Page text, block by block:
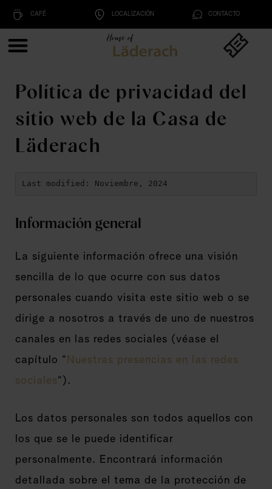
CAFÉ LOCALIZACIÓN CONTACTO
Política de privacidad del
sitio web de la Casa de
Läderach
Last modified: Noviembre, 2024
Información general
La siguiente información ofrece una visión
sencilla de lo que ocurre con sus datos
personales cuando visita este sitio web o se
dirige a nosotros a través de uno de nuestros
canales en las redes sociales (véase el
capítulo “ Nuestras presencias en las redes
sociales“).
Los datos personales son todos aquellos con
los que se le puede identificar
personalmente. Encontrará información
detallada sobre el tema de la protección de